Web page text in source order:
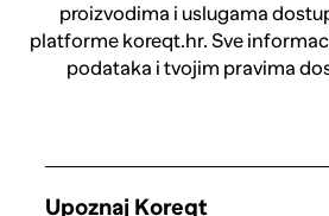
proizvodima i uslugama
platforme koreqt.hr. Sve
podataka i tvojim pravima
Upoznaj Koreqt